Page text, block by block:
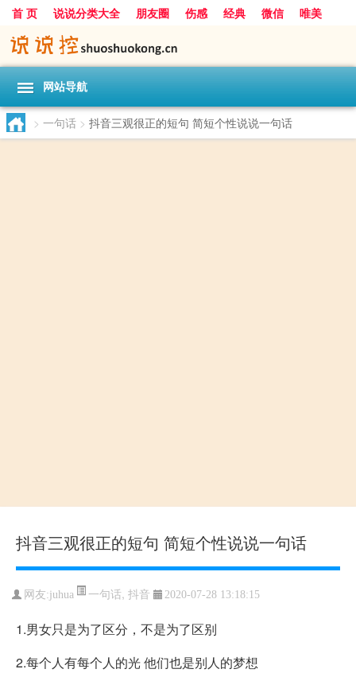
首 页 说说分类大全 朋友圈 伤感 经典 微信
唯美
励志
爱情 搞笑
网站导航
> 一句话 > 抖音三观很正的短句 简短个性说说一句话
抖音三观很正的短句 简短个性说说一句话
网友:juhua 一句话, 抖音 2020-07-28 13:18:15
1.男女只是为了区分，不是为了区别
2.每个人有每个人的光 他们也是别人的梦想